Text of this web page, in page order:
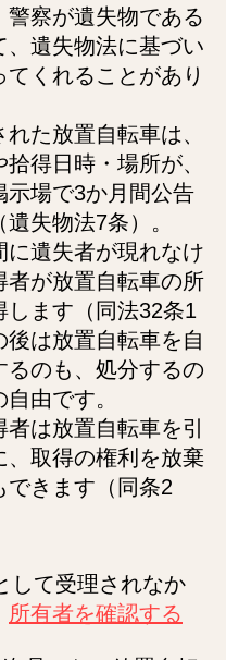
警察が遺失物である
、遺失物法に基づい
てくれることがあり
れた放置自転車は、
得日時・場所が、
示場で3か月間公告
失物法7条）。
遺失者が現れなけ
者が放置自転車の所
します（同法32条1
後は放置自転車を自
るのも、処分するの
由です。
者は放置自転車を引
、取得の権利を放棄
できます（同条2
して受理されなか
所有者を確認する